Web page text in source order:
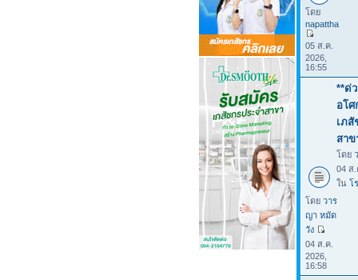
โดย
napattha
05 ส.ค.
2026,
16:55
**ด่
อโ
เภสั
สาข
โดย
04 ส.
ใน โ
โดย วาร
ญา หมัด
วัง
04 ส.ค.
2026,
16:58